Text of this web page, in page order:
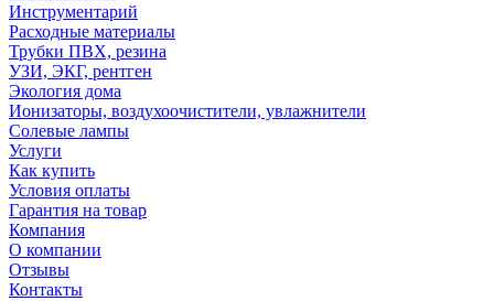
Инструментарий
Расходные материалы
Трубки ПВХ, резина
УЗИ, ЭКГ, рентген
Экология дома
Ионизаторы, воздухоочистители, увлажнители
Солевые лампы
Услуги
Как купить
Условия оплаты
Гарантия на товар
Компания
О компании
Отзывы
Контакты